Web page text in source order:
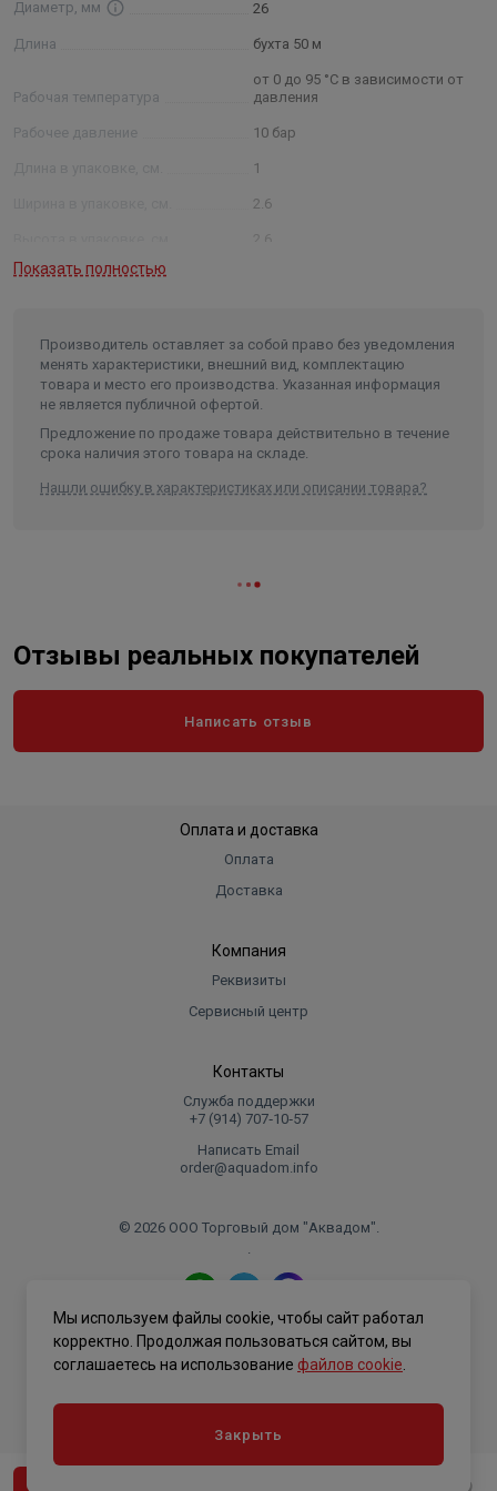
Диаметр, мм 26
Длина бухта 50 м
Рабочая температура
от 0 до 95 °С в зависимости от
давления
Рабочее давление 10 бар
1
2.6
Вес в упаковке, кг
Длина 1000
Ширина 26
Показать полностью
Производитель оставляет за собой право без уведомления
менять характеристики, внешний вид, комплектацию
товара и место его производства. Указанная информация
не является публичной офертой.
Предложение по продаже товара действительно в течение
срока наличия этого товара на складе.
Нашли ошибку в характеристиках или описании товара?
Отзывы реальных покупателей
Написать отзыв
Оплата и доставка
Оплата
Доставка
Компания
Реквизиты
Сервисный центр
Контакты
Служба поддержки
+7 (914) 707‑10‑57
Написать Email
order@aquadom.info
© 2026 ООО Торговый дом "Аквадом".
.
Политика конфиденциальности
Мы используем файлы cookie, чтобы сайт работал
корректно. Продолжая пользоваться сайтом, вы
соглашаетесь на использование файлов cookie
Закрыть